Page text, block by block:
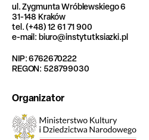
ul. Zygmunta Wróblewskiego 6
31-148 Kraków
tel. (+48) 12 61 71 900
e-mail: biuro@instytutksiazki.pl
NIP: 6762670222
REGON: 528799030
Organizator